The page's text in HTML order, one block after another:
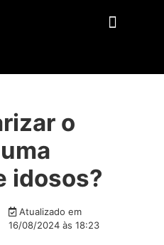
o
idosos?
Atualizado em
16/08/2024 às 18:23